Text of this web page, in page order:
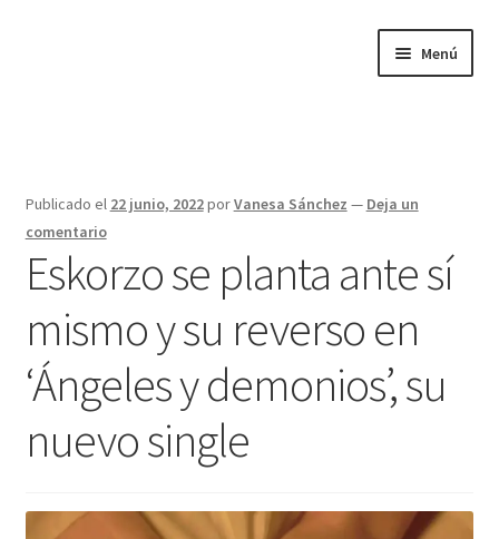
Menú
Biografía de Eskorzo
Biography
Carrito
Conciertos
Discografía
Publicado el 22 junio, 2022porVanesa Sánchez — Deja un
comentario
Eskorzo se planta ante sí
mismo y su reverso en
‘Ángeles y demonios’, su
nuevo single